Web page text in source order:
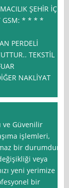
ŞEHİR İÇİ
GSM: * * * *
PERDELİ
TEKSTİL
NAKLİYAT
ve Güvenilir
işlemleri,
bir durumdur.
veya
yeni yerimize
bir